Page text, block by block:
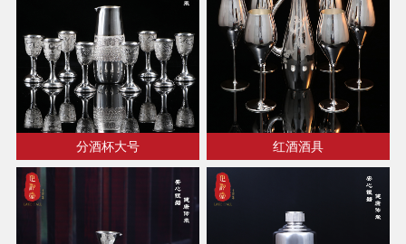
分酒杯大号 红酒酒具